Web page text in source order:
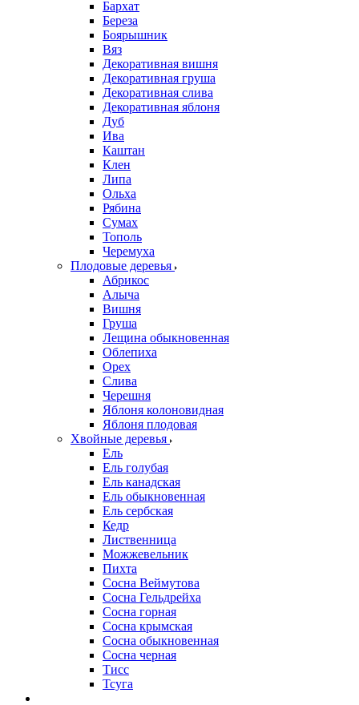
Бархат
Береза
Боярышник
Вяз
Декоративная вишня
Декоративная груша
Декоративная слива
Декоративная яблоня
Дуб
Ива
Каштан
Клен
Липа
Ольха
Рябина
Сумах
Тополь
Черемуха
Плодовые деревья
Абрикос
Алыча
Вишня
Груша
Лещина обыкновенная
Облепиха
Орех
Слива
Черешня
Яблоня колоновидная
Яблоня плодовая
Хвойные деревья
Ель
Ель голубая
Ель канадская
Ель обыкновенная
Ель сербская
Кедр
Лиственница
Можжевельник
Пихта
Сосна Веймутова
Сосна Гельдрейха
Сосна горная
Сосна крымская
Сосна обыкновенная
Сосна черная
Тисс
Тсуга